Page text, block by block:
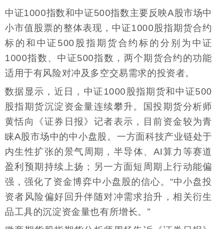
中证1000指数和中证500指数主要反映A股市场中
小市值股票的整体表现，中证1000股指期货合约
标的和中证500股指期货合约标的分别为中证
1000指数、中证500指数，两个期货合约的功能
适用于有风险对冲及多空交易需求的投资者。
数据显示，近日，中证1000股指期货和中证500
股指期货沉淀资金量连续攀升。国投期货分析师
黄恬向《证券日报》记者表示，目前资金较为青
睐A股市场中的中小盘股。一方面科技产业链处于
内生性扩张的景气周期，半导体、AI算力等赛道
盈利预期持续上扬；另一方面短周期上行动能偏
强，强化了资金博弈中小盘股的信心。“中小盘投
资者风险偏好回升伴随对冲需求抬升，相关衍生
品工具的沉淀资金量也有所增长。”